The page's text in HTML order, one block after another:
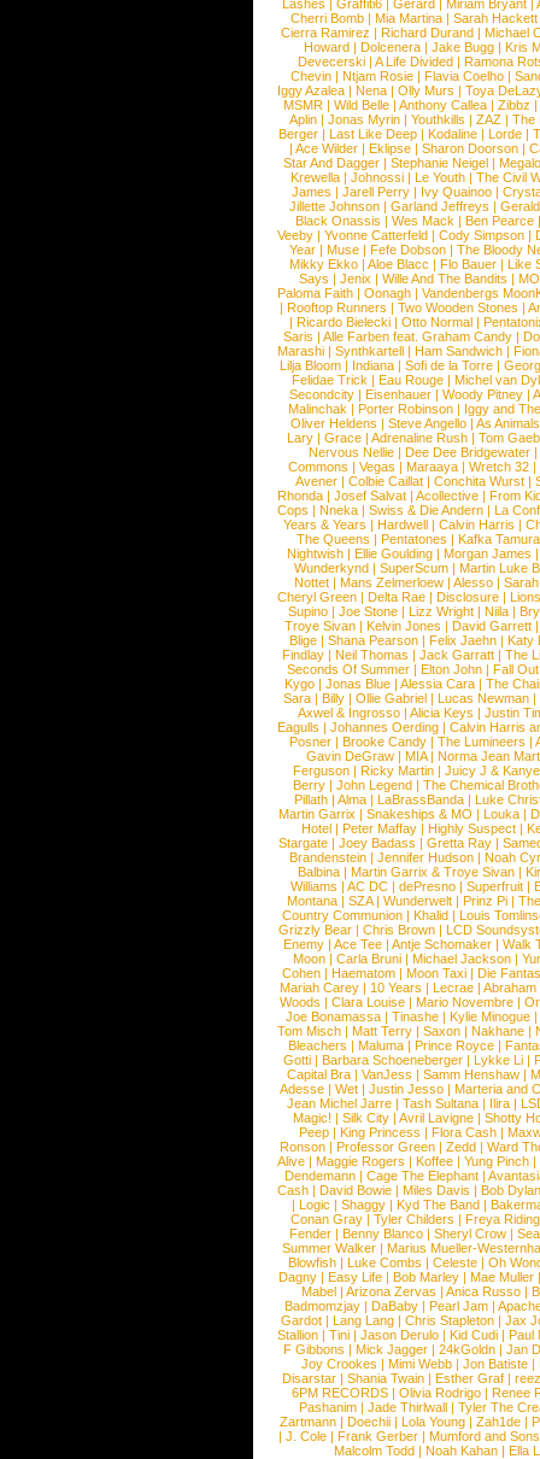
Lashes |Graffiti6 |Gerard Miriam Bryant |
Cherri Bomb | Mia Martina | Sarah Hackett
Cierra Ramirez | Richard Durand | Michael
Howard |Dolcenera |Jake Bugg |Kris
Devecerski |A Life Divided |Ramona
Chevin |Ntjam Rosie |Flavia Coelho |
Iggy Azalea | Nena | Olly Murs | Toya
MSMR |Wild Belle |Anthony Callea |Zibbz
Aplin | Jonas Myrin | Youthkills | ZAZ | The
Berger |Last Like Deep |Kodaline |Lorde |
|Ace Wilder |Eklipse |Sharon Doorson |
Star And Dagger | Stephanie Neigel |
Krewella | Johnossi | Le Youth | The Civil
James | Jarell Perry | Ivy Quainoo |
Jillette Johnson | Garland Jeffreys |
Black Onassis | Wes Mack | Ben Pearce
Veeby | Yvonne Catterfeld | Cody Simpson |
Year |Muse |Fefe Dobson |The Bloody
Mikky Ekko | Aloe Blacc | Flo Bauer | Like
Says | Jenix | Wille And The Bandits | MO
Paloma Faith |Oonagh |Vandenbergs
|Rooftop Runners |Two Wooden Stones |
| Ricardo Bielecki | Otto Normal |
Saris | Alle Farben feat. Graham Candy |
Marashi | Synthkartell | Ham Sandwich |
Lilja Bloom | Indiana | Sofi de la Torre |
Felidae Trick | Eau Rouge | Michel van
Secondcity |Eisenhauer |Woody Pitney |
Malinchak |Porter Robinson | Iggy and
Oliver Heldens |Steve Angello |As Animals
Lary | Grace | Adrenaline Rush | Tom
Nervous Nellie | Dee Dee Bridgewater |
Commons |Vegas |Maraaya |Wretch 32 |
Avener | Colbie Caillat | Conchita Wurst |
Rhonda | Josef Salvat | Acollective | From
Cops | Nneka | Swiss & Die Andern | La
Years & Years |Hardwell |Calvin Harris |
The Queens | Pentatones | Kafka Tamura
Nightwish |Ellie Goulding |Morgan James
Wunderkynd | SuperScum | Martin Luke
Nottet |Mans Zelmerloew |Alesso |
Cheryl Green |Delta Rae |Disclosure |
Supino |Joe Stone |Lizz Wright |Niila |
Troye Sivan | Kelvin Jones | David Garrett
Blige | Shana Pearson | Felix Jaehn | Katy
Findlay |Neil Thomas |Jack Garratt |The
Seconds Of Summer |Elton John |Fall
Kygo |Jonas Blue |Alessia Cara |The
Sara |Billy |Ollie Gabriel |Lucas Newman |
Axwel & Ingrosso | Alicia Keys | Justin
Eagulls |Johannes Oerding |Calvin Harris
Posner |Brooke Candy |The Lumineers |
Gavin DeGraw | MIA| Norma Jean
Ferguson | Ricky Martin | Juicy J &
Berry | John Legend | The Chemical
Pillath |Alma |LaBrassBanda |Luke
Martin Garrix | Snakeships & MO | Louka |
Hotel | Peter Maffay | Highly Suspect |
Stargate |Joey Badass |Gretta Ray |
Brandenstein |Jennifer Hudson |Noah
Balbina | Martin Garrix & Troye Sivan |
Williams |AC DC |dePresno |Superfruit |
Montana |SZA|Wunderwelt |Prinz Pi |
Country Communion | Khalid | Louis
Grizzly Bear | Chris Brown | LCD
Enemy | Ace Tee | Antje Schomaker | Walk
Moon |Carla Bruni |Michael Jackson |
Cohen |Haematom |Moon Taxi |Die
Mariah Carey | 10 Years | Lecrae | Abraham
Woods |Clara Louise |Mario Novembre |
Joe Bonamassa | Tinashe | Kylie Minogue |
Tom Misch |Matt Terry |Saxon |Nakhane |
Bleachers | Maluma | Prince Royce |
Gotti |Barbara Schoeneberger |Lykke Li |
Capital Bra |VanJess |Samm Henshaw |
Adesse |Wet |Justin Jesso |Marteria and
Jean Michel Jarre |Tash Sultana | Ilira |
Magic! | Silk City | Avril Lavigne | Shotty
Peep |King Princess |Flora Cash |
Ronson |Professor Green |Zedd |Ward
Alive |Maggie Rogers |Koffee |Yung Pinch |
Dendemann |Cage The Elephant |
Cash | David Bowie | Miles Davis | Bob Dylan
|Logic |Shaggy |Kyd The Band |
Conan Gray |Tyler Childers |Freya
Fender |Benny Blanco |Sheryl Crow |
Summer Walker |Marius Mueller-
Blowfish | Luke Combs | Celeste | Oh
Dagny |Easy Life |Bob Marley |Mae Muller
Mabel |Arizona Zervas |Anica Russo |
Badmomzjay |DaBaby |Pearl Jam |
Gardot | Lang Lang | Chris Stapleton | Jax
Stallion |Tini |Jason Derulo |Kid Cudi |Paul
F Gibbons | Mick Jagger | 24kGoldn | Jan
Joy Crookes | Mimi Webb | Jon Batiste |
Disarstar | Shania Twain | Esther Graf |
6PM RECORDS | Olivia Rodrigo | Renee
Pashanim |Jade Thirlwall |Tyler The
Zartmann | Doechii | Lola Young | Zah1de |
| J. Cole | Frank Gerber | Mumford and Sons
Malcolm Todd | Noah Kahan | Ella